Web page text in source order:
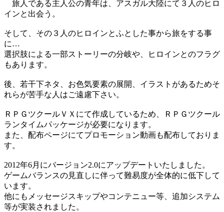
旅人である主人公の青年は、アスガル大陸にて３人のヒロ
インと出会う。
そして、その３人のヒロインとふとした事から旅をする事
に…
選択肢による一部ストーリーの分岐や、ヒロインとのフラグ
もあります。
後、若干下ネタ、お色気要素の展開、イラストがあるためそ
れらが苦手な人はご遠慮下さい。
ＲＰＧツクールＶＸにて作成しているため、ＲＰＧツクール
ランタイムパッケージが必要になります。
また、配布ページにてプロモーション動画も配布しておりま
す。
2012年6月にバージョン2.0にアップデートいたしました。
ゲームバランスの見直しに伴って難易度が全体的に低下して
います。
他にもメッセージスキップやコンテニュー等、追加システム
等が実装されました。